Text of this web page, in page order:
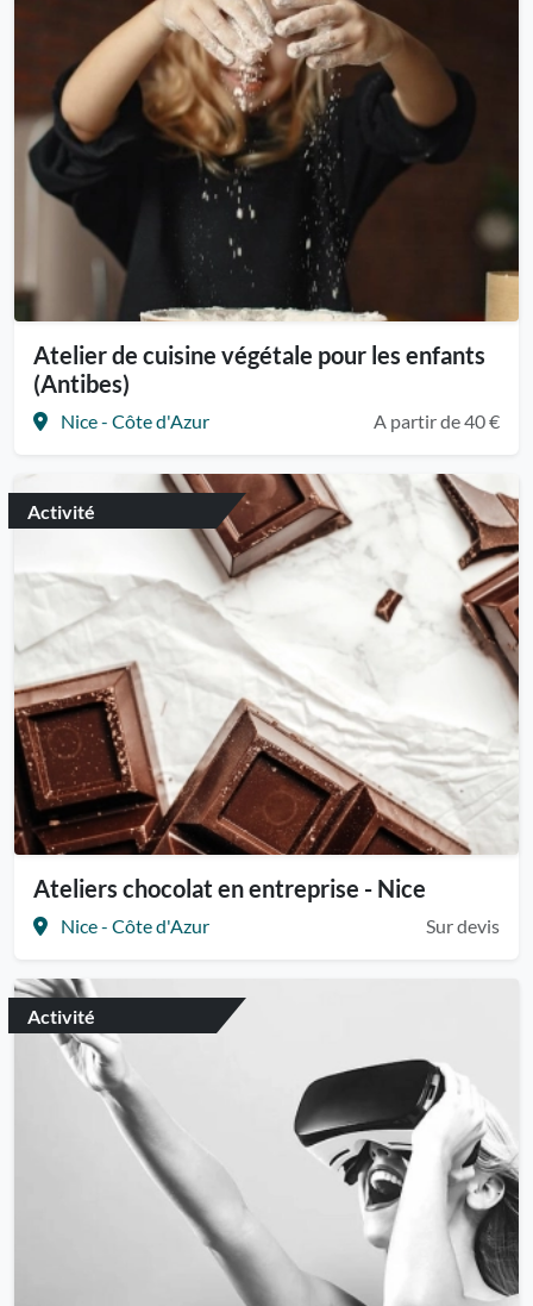
Atelier de cuisine végétale pour les enfants
(Antibes)
Nice - Côte d'Azur A partir de 40 €
Activité
Ateliers chocolat en entreprise - Nice
Nice - Côte d'Azur Sur devis
Activité